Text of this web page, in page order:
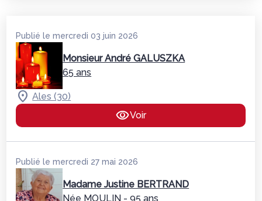
Publié le mercredi 03 juin 2026
Monsieur André GALUSZKA
65 ans
Ales (30)
Voir
Publié le mercredi 27 mai 2026
Madame Justine BERTRAND
Née MOULIN - 95 ans